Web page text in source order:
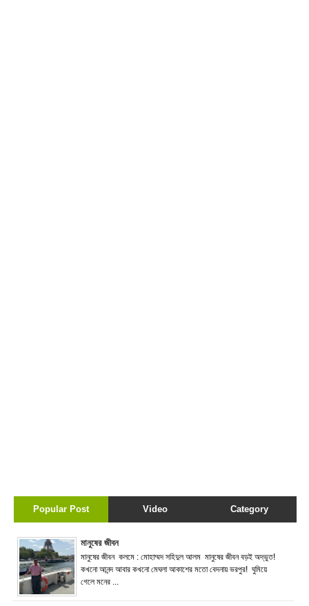
Popular Post Video Category
মানুষের জীবন
মানুষের জীবন কলমে : মোহাম্মদ সহিদুল আলম মানুষের জীবন বড়ই অদ্ভুত!
কখনো আনন্দ আবার কখনো মেঘলা আকাশের মতো বেদনায় ভরপুর! ঘুমিয়ে
গেলে মনের ...